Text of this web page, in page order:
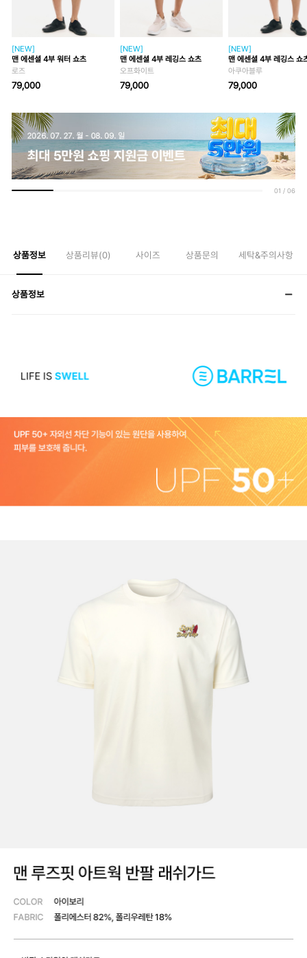
[NEW]
맨 에센셜 4부 워터 쇼츠
로즈
79,000
[NEW]
맨 에센셜 4부 레깅스 쇼츠
오프화이트
79,000
[NEW]
맨 에센셜 4부 레깅스 쇼
아쿠아블루
79,000
01 / 06
상품정보 상품리뷰(0) 사이즈 상품문의 세탁&주의사항
상품정보